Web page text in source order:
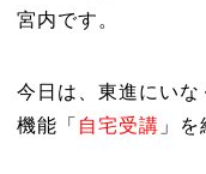
宮内です。
今日は、東進にい
機能「 自宅受講 」